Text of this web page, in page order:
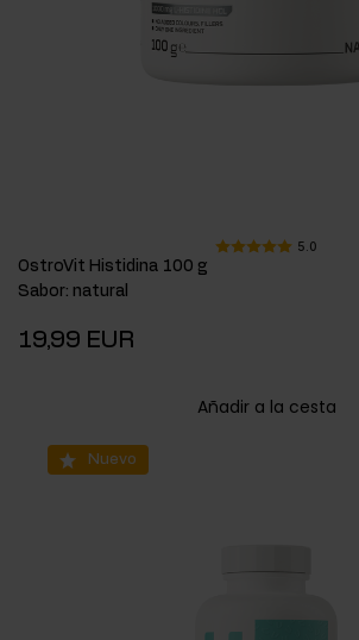
5.0
OstroVit Histidina 100 g
Sabor: natural
19,99 EUR
Añadir a la cesta
Nuevo